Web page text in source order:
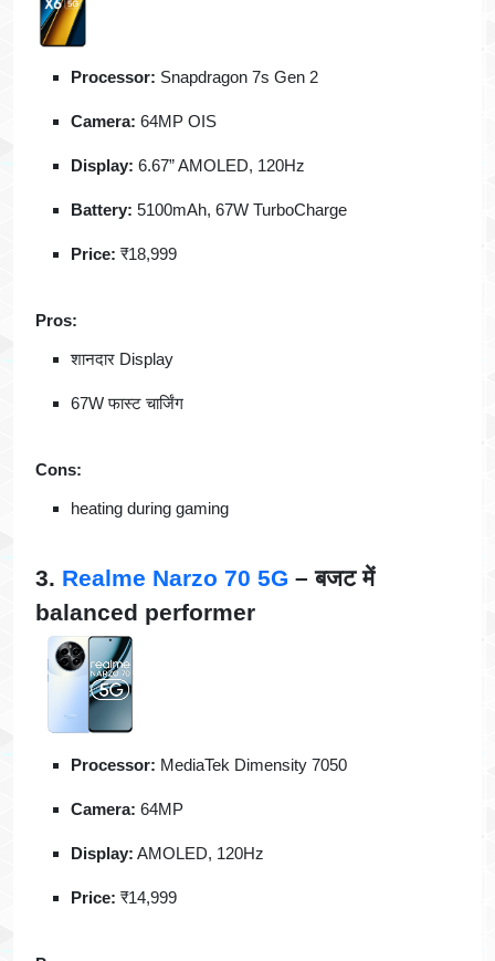
Processor: Snapdragon 7s Gen 2
Camera: 64MP OIS
Display: 6.67” AMOLED, 120Hz
Battery: 5100mAh, 67W TurboCharge
Price: ₹18,999
Pros:
शानदार Display
67W फास्ट चार्जिंग
Cons:
heating during gaming
3. Realme Narzo 70 5G – बजट में
balanced performer
Processor: MediaTek Dimensity 7050
Camera: 64MP
Display: AMOLED, 120Hz
Price: ₹14,999